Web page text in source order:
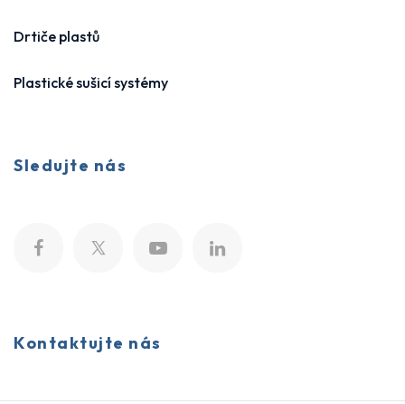
Drtiče plastů
Plastické sušicí systémy
Sledujte nás
Kontaktujte nás